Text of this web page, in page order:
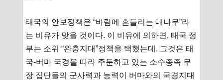
태국의 안보정책은 “바람에 흔들리는 대나무”라
는 비유가 맞을 것이다. 이 비유에 의하면, 태국 정
부는 소위 “완충지대”정책을 택했는데, 그것은 태
국-버마 국경을 따라 주둔하고 있는 소수종족 무
장 집단들의 군사력과 능력이 버마와의 국경지대